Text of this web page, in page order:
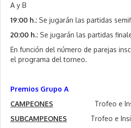
A y B
19:00 h.: Se jugarán las partidas
20:00 h.: Se jugarán las partidas
En función del número de parejas
el programa del torneo.
Premios Grupo A
CAMPEONES
Trofeo e
SUBCAMPEONES Trofeo e